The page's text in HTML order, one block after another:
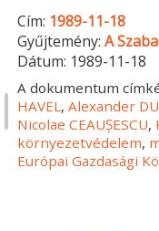
Cím: 1989-11-18
Gyűjtemény:A
Dátum: 1989-11-18
A dokumentum
HAVEL ,Alexander
Nicolae CEAUȘESCU,
környezetvédelem,
Európai Gazdasági